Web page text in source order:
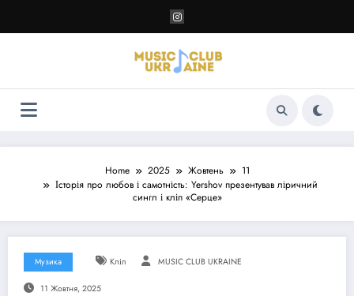
контенту
Home 2025 Жовтень
11
Історія про любов і самотність: Yershov презентував ліричний
сингл і кліп «Серце»
Музика Кліп MUSIC CLUB UKRAINE
11 Жовтня, 2025